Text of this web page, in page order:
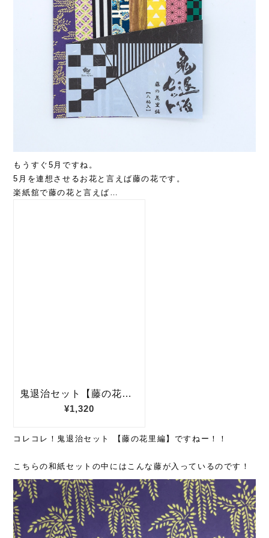
もうすぐ5月ですね。
5月を連想させるお花と言えば藤の花です。
楽紙舘で藤の花と言えば…
コレコレ！鬼退治セット 【藤の花里編】ですねー！！
こちらの和紙セットの中にはこんな藤が入っているのです！